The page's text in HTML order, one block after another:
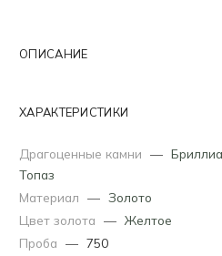
ОПИСАНИЕ
ХАРАКТЕРИСТИКИ
Драгоценные камни —
Топаз
Материал — Золото
Цвет золота — Желтое
Проба — 750